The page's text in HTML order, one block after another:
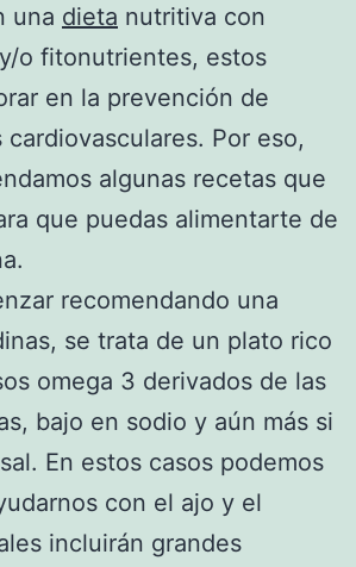
una dieta nutritiva con
o fitonutrientes, estos
en la prevención de
Por eso,
algunas recetas que
que puedas alimentarte de
recomendando una
se trata de un plato rico
omega 3 derivados de las
bajo en sodio y aún más si
En estos casos podemos
con el ajo y el
incluirán grandes